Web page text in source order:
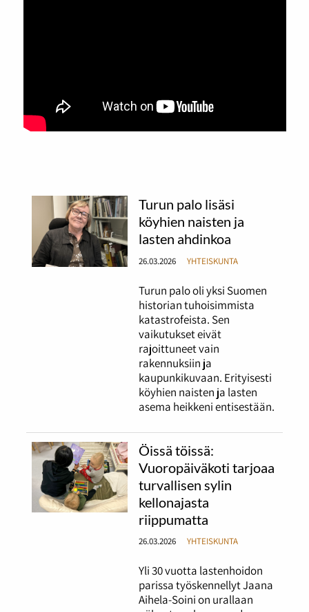
Turun palo lisäsi
köyhien naisten ja
lasten ahdinkoa
26.03.2026 YHTEISKUNTA
Turun palo oli yksi Suomen
historian tuhoisimmista
katastrofeista. Sen
vaikutukset eivät
rajoittuneet vain
rakennuksiin ja
kaupunkikuvaan. Erityisesti
köyhien naisten ja lasten
asema heikkeni entisestään.
Öissä töissä:
Vuoropäiväkoti tarjoaa
turvallisen sylin
kellonajasta
riippumatta
26.03.2026 YHTEISKUNTA
Yli 30 vuotta lastenhoidon
parissa työskennellyt Jaana
Aihela-Soini on urallaan